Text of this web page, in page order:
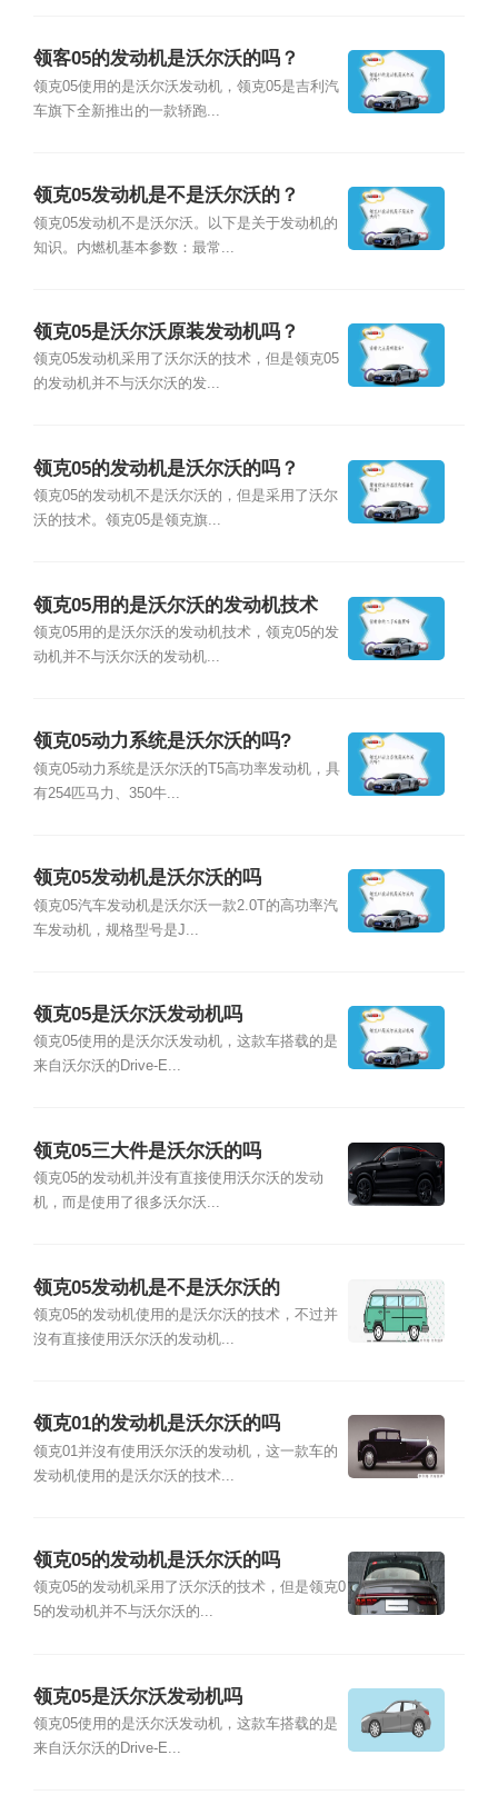
领客05的发动机是沃尔沃的吗？
领克05使用的是沃尔沃发动机，领克05是吉利汽
车旗下全新推出的一款轿跑...
领克05发动机是不是沃尔沃的？
领克05发动机不是沃尔沃。以下是关于发动机的
知识。内燃机基本参数：最常...
领克05是沃尔沃原装发动机吗？
领克05发动机采用了沃尔沃的技术，但是领克05
的发动机并不与沃尔沃的发...
领克05的发动机是沃尔沃的吗？
领克05的发动机不是沃尔沃的，但是采用了沃尔
沃的技术。领克05是领克旗...
领克05用的是沃尔沃的发动机技术
吗？
领克05用的是沃尔沃的发动机技术，领克05的发
动机并不与沃尔沃的发动机...
领克05动力系统是沃尔沃的吗?
领克05动力系统是沃尔沃的T5高功率发动机，具
有254匹马力、350牛...
领克05发动机是沃尔沃的吗
领克05汽车发动机是沃尔沃一款2.0T的高功率汽
车发动机，规格型号是J...
领克05是沃尔沃发动机吗
领克05使用的是沃尔沃发动机，这款车搭载的是
来自沃尔沃的Drive-E...
领克05三大件是沃尔沃的吗
领克05的发动机并没有直接使用沃尔沃的发动
机，而是使用了很多沃尔沃...
领克05发动机是不是沃尔沃的
领克05的发动机使用的是沃尔沃的技术，不过并
沒有直接使用沃尔沃的发动机...
领克01的发动机是沃尔沃的吗
领克01并沒有使用沃尔沃的发动机，这一款车的
发动机使用的是沃尔沃的技术...
领克05的发动机是沃尔沃的吗
领克05的发动机采用了沃尔沃的技术，但是领克0
5的发动机并不与沃尔沃的...
领克05是沃尔沃发动机吗
领克05使用的是沃尔沃发动机，这款车搭载的是
来自沃尔沃的Drive-E...